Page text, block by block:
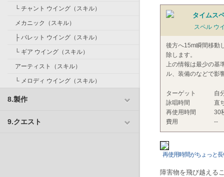
└ チャント ウイング （ スキル）
メカニック （ スキル）
├ バレット ウイング （ スキル）
└ ギア ウイング （ スキル）
アーティスト （ スキル）
└ メロディ ウイング （ スキル）
8.製作
9.クエスト
タイムス
スペル ウ
後方へ15m瞬間移動
除します。
上の情報は最少の基
ル、装備のなどで影
ターゲット
自
詠唱時間
直
再使用時間
30
費用
--
再使用時間がちょっと
障害物を飛び越える